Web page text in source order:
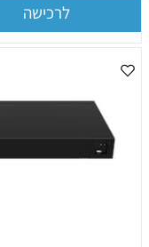
לרכישה